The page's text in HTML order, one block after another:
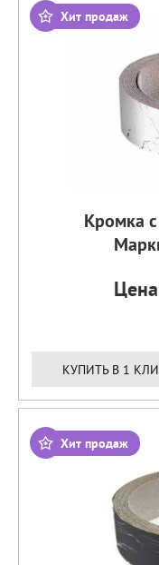
Хит продаж
Кромка
Цена
КУПИТЬ В 1
Хит продаж